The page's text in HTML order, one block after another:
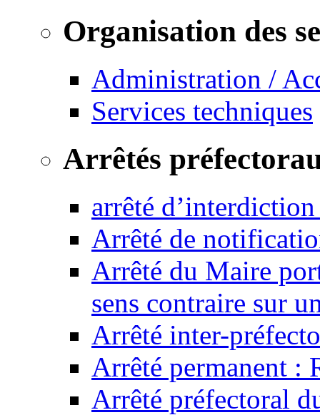
Organisation des
Administration /
Services techniques
Arrêtés
arrêté
Arrêté de
Arrêté du Maire
sens contraire sur
Arrêté inter-
Arrêté permanent :
Arrêté préfectoral